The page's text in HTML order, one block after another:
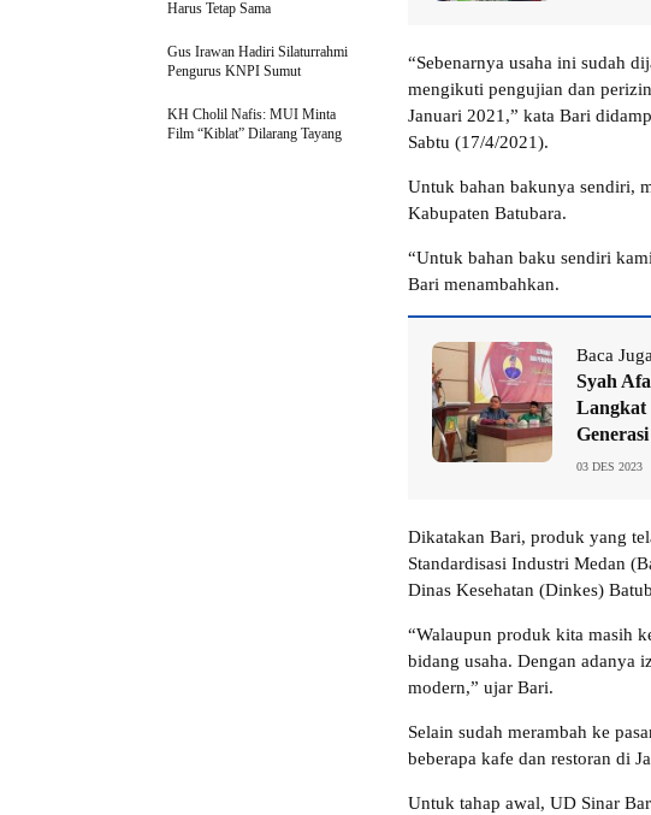
“Sebenarnya usaha ini sudah
mengikuti pengujian dan
Januari 2021,” kata Bari
Sabtu (17/4/2021).
Untuk bahan bakunya sendiri,
Kabupaten Batubara.
“Untuk bahan baku sendiri
Bari menambahkan.
Baca
Syah
Langkat
03 DES 2023
Dikatakan Bari, produk yang
Standardisasi Industri Medan
Dinas Kesehatan (Dinkes)
“Walaupun produk kita masih
bidang usaha. Dengan adanya
modern,” ujar Bari.
Selain sudah merambah ke
beberapa kafe dan restoran di
Untuk tahap awal, UD Sinar
Harus Tetap Sama
Gus Irawan Hadiri Silaturrahmi
Pengurus KNPI Sumut
KH Cholil Nafis: MUI Minta
Film “Kiblat” Dilarang Tayang